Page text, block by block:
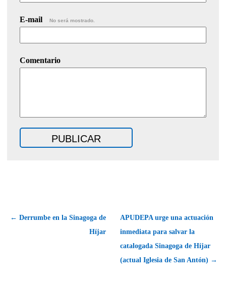
E-mail No será mostrado.
Comentario
← Derrumbe en la Sinagoga de
Híjar
APUDEPA urge una actuación
inmediata para salvar la
catalogada Sinagoga de Híjar
(actual Iglesia de San Antón) →